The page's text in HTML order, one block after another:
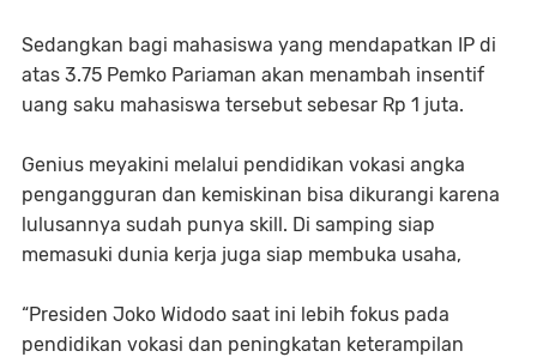
Sedangkan bagi mahasiswa yang mendapatkan IP di
atas 3.75 Pemko Pariaman akan menambah insentif
uang saku mahasiswa tersebut sebesar Rp 1 juta.
Genius meyakini melalui pendidikan vokasi angka
pengangguran dan kemiskinan bisa dikurangi karena
lulusannya sudah punya skill. Di samping siap
memasuki dunia kerja juga siap membuka usaha,
“Presiden Joko Widodo saat ini lebih fokus pada
pendidikan vokasi dan peningkatan keterampilan